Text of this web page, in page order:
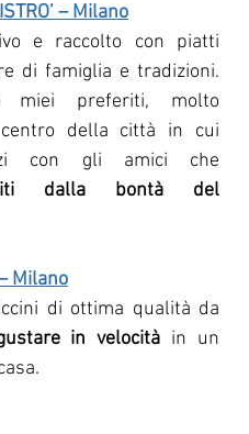
– Milano
e raccolto con piatti
di famiglia e tradizioni.
preferiti, molto
della città in cui
con gli amici che
Milano
di ottima qualità da
in velocità in un